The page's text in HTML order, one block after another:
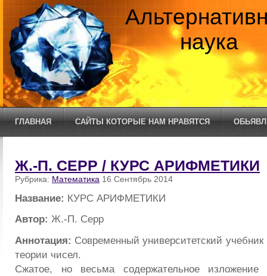
наука
ГЛАВНАЯ САЙТЫ КОТОРЫЕ НАМ НРАВЯТСЯ
Ж.-П. СЕРР / КУРС АРИФМЕТИКИ
Рубрика: Математика 16 Сентябрь 2014
Название: КУРС АРИФМЕТИКИ
Автор: Ж.-П. Серр
Аннотация: Современный университетский
теории чисел.
Сжатое, но весьма содержательное